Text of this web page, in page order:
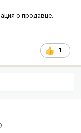
о продавце.
1